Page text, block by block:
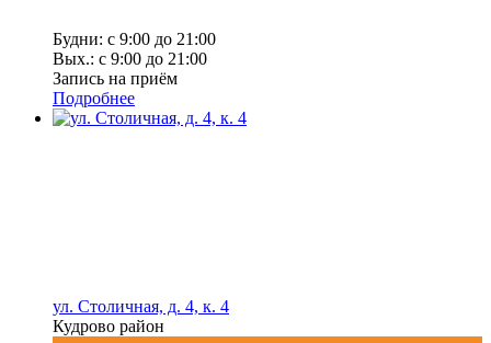
Будни: с 9:00 до 21:00
Вых.: с 9:00 до 21:00
Запись на приём
Подробнее
ул. Столичная, д. 4, к. 4
Кудрово район